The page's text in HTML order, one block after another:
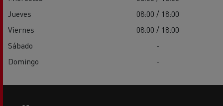
Jueves
08:00 / 18:00
Viernes
08:00 / 18:00
Sábado
-
Domingo
-